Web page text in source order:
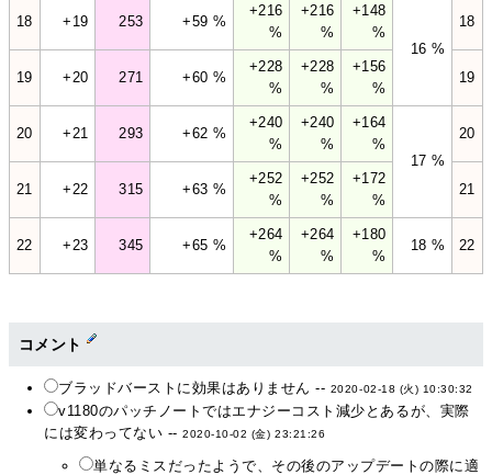
18 +19 253 +59 %
+216
%
+216
%
+148
%
16 %
18
19 +20 271 +60 %
+228
%
+228
%
+156
%
19
20 +21 293 +62 %
+240
%
+240
%
+164
%
17 %
20
21 +22 315 +63 %
+252
%
+252
%
+172
%
21
22 +23 345 +65 %
+264
%
+264
%
+180
%
18 % 22
コメント
ブラッドバーストに効果はありません -- 2020-02-18 (火) 10:30:32
v1180のパッチノートではエナジーコスト減少とあるが、実際
には変わってない --2020-10-02 (金) 23:21:26
単なるミスだったようで、その後のアップデートの際に適